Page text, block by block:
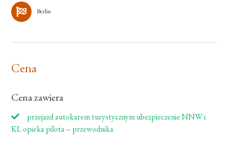
Berlin
Cena
Cena zawiera
przejazd autokarem turystycznym ubezpieczenie NNW i
KL opieka pilota – przewodnika